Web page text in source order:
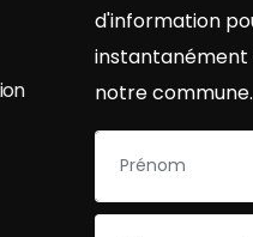
d'information
instantanément
notre commune.